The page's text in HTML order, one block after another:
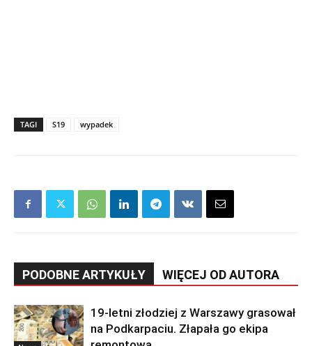
TAGI S19 wypadek
PODOBNE ARTYKUŁY WIĘCEJ OD AUTORA
19-letni złodziej z Warszawy grasował
na Podkarpaciu. Złapała go ekipa